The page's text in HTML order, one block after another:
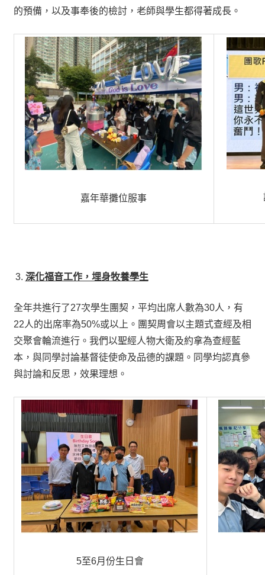
的預備，以及事奉後的檢討，老師與學生都得著成長。
嘉年華攤位服事
深化福音工作，埋身牧養學生
全年共進行了27次學生團契，平均出席人數為30人，有
22人的出席率為50%或以上。團契周會以主題式查經及相
交聚會輪流進行。我們以聖經人物大衛及約拿為查經藍
本，與同學討論基督徒使命及品德的課題。同學均認真參
與討論和反思，效果理想。
5至6月份生日會